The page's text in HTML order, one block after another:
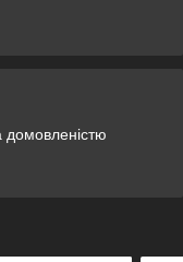
домовленістю